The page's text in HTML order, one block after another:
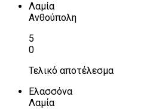
Λαμία
Ανθούπολη
5
0
Τελικό αποτέλεσμα
Ελασσόνα
Λαμία